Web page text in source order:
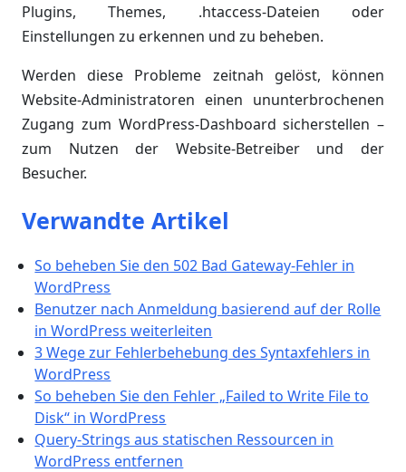
Plugins, Themes, .htaccess-Dateien oder
Einstellungen zu erkennen und zu beheben.
Werden diese Probleme zeitnah gelöst, können
Website-Administratoren einen ununterbrochenen
Zugang zum WordPress-Dashboard sicherstellen –
zum Nutzen der Website-Betreiber und der
Besucher.
Verwandte Artikel
So beheben Sie den 502 Bad Gateway-Fehler in
WordPress
Benutzer nach Anmeldung basierend auf der Rolle
in WordPress weiterleiten
3 Wege zur Fehlerbehebung des Syntaxfehlers in
WordPress
So beheben Sie den Fehler „Failed to Write File to
Disk“ in WordPress
Query-Strings aus statischen Ressourcen in
WordPress entfernen